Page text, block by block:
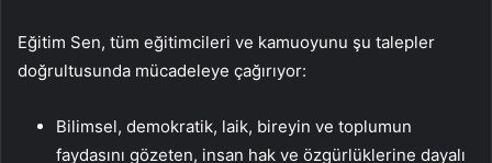
Eğitim Sen, tüm eğitimcileri ve kamuoyunu şu talepler
doğrultusunda mücadeleye çağırıyor:
Bilimsel, demokratik, laik, bireyin ve toplumun
faydasını gözeten, insan hak ve özgürlüklerine dayalı